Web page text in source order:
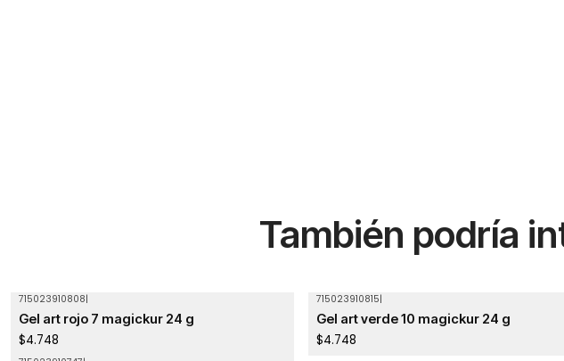
También podría
715023910808|
Gel art rojo 7 magickur 24 g
$4.748
715023910815|
Gel art verde 10 magickur 24 g
$4.748